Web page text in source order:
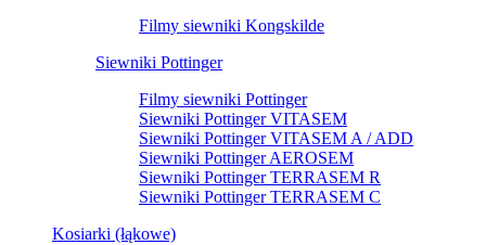
Filmy siewniki Kongskilde
Siewniki Pottinger
Filmy siewniki Pottinger
Siewniki Pottinger VITASEM
Siewniki Pottinger VITASEM A / ADD
Siewniki Pottinger AEROSEM
Siewniki Pottinger TERRASEM R
Siewniki Pottinger TERRASEM C
Kosiarki (łąkowe)